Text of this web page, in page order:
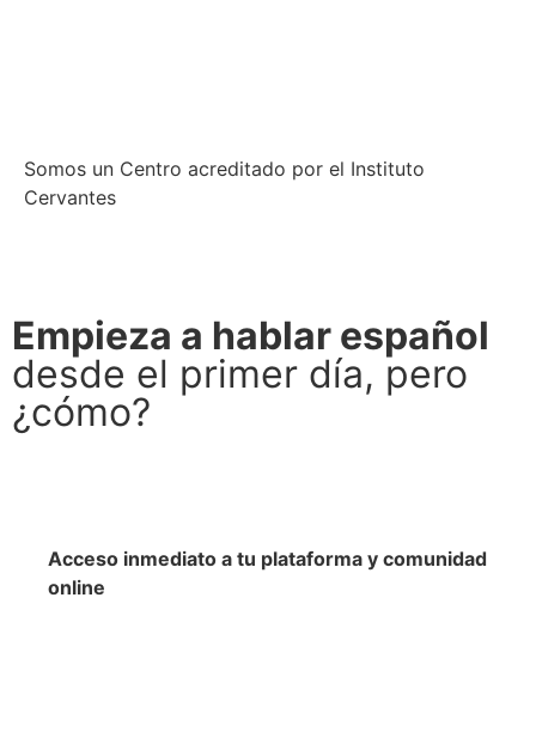
Somos un Centro acreditado por el Instituto
Cervantes
Empieza a hablar español
desde el primer día, pero
¿cómo?
Acceso inmediato a tu plataforma y comunidad
online